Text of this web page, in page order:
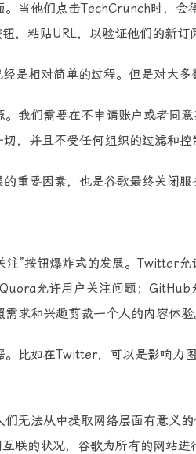
当他们点击TechCrunch时，
，粘贴URL，以验证他们的新订
是相对简单的过程。但是对大
我们需要在不申请账户或者同
，并且不受任何组织的过滤和控
重要因素，也是谷歌最终关闭服
注”按钮爆炸式的发展。Twitter
允许用户关注问题；GitHub
求和兴趣剪裁一个人的内容体验
比如在Twitter，可以是影响力
无法从中提取网络层面有意义
联的状况，谷歌为所有的网站